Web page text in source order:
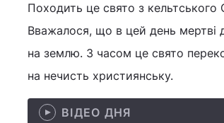
Походить це свято з кельтського
Вважалося, що в цей день мертві
на землю. З часом це свято
на нечисть християнську.
ВІДЕО ДНЯ